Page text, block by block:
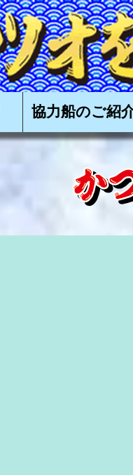
かかつおを美味しく食べる会,かつお,カツオ,鰹,一
協力船のご紹